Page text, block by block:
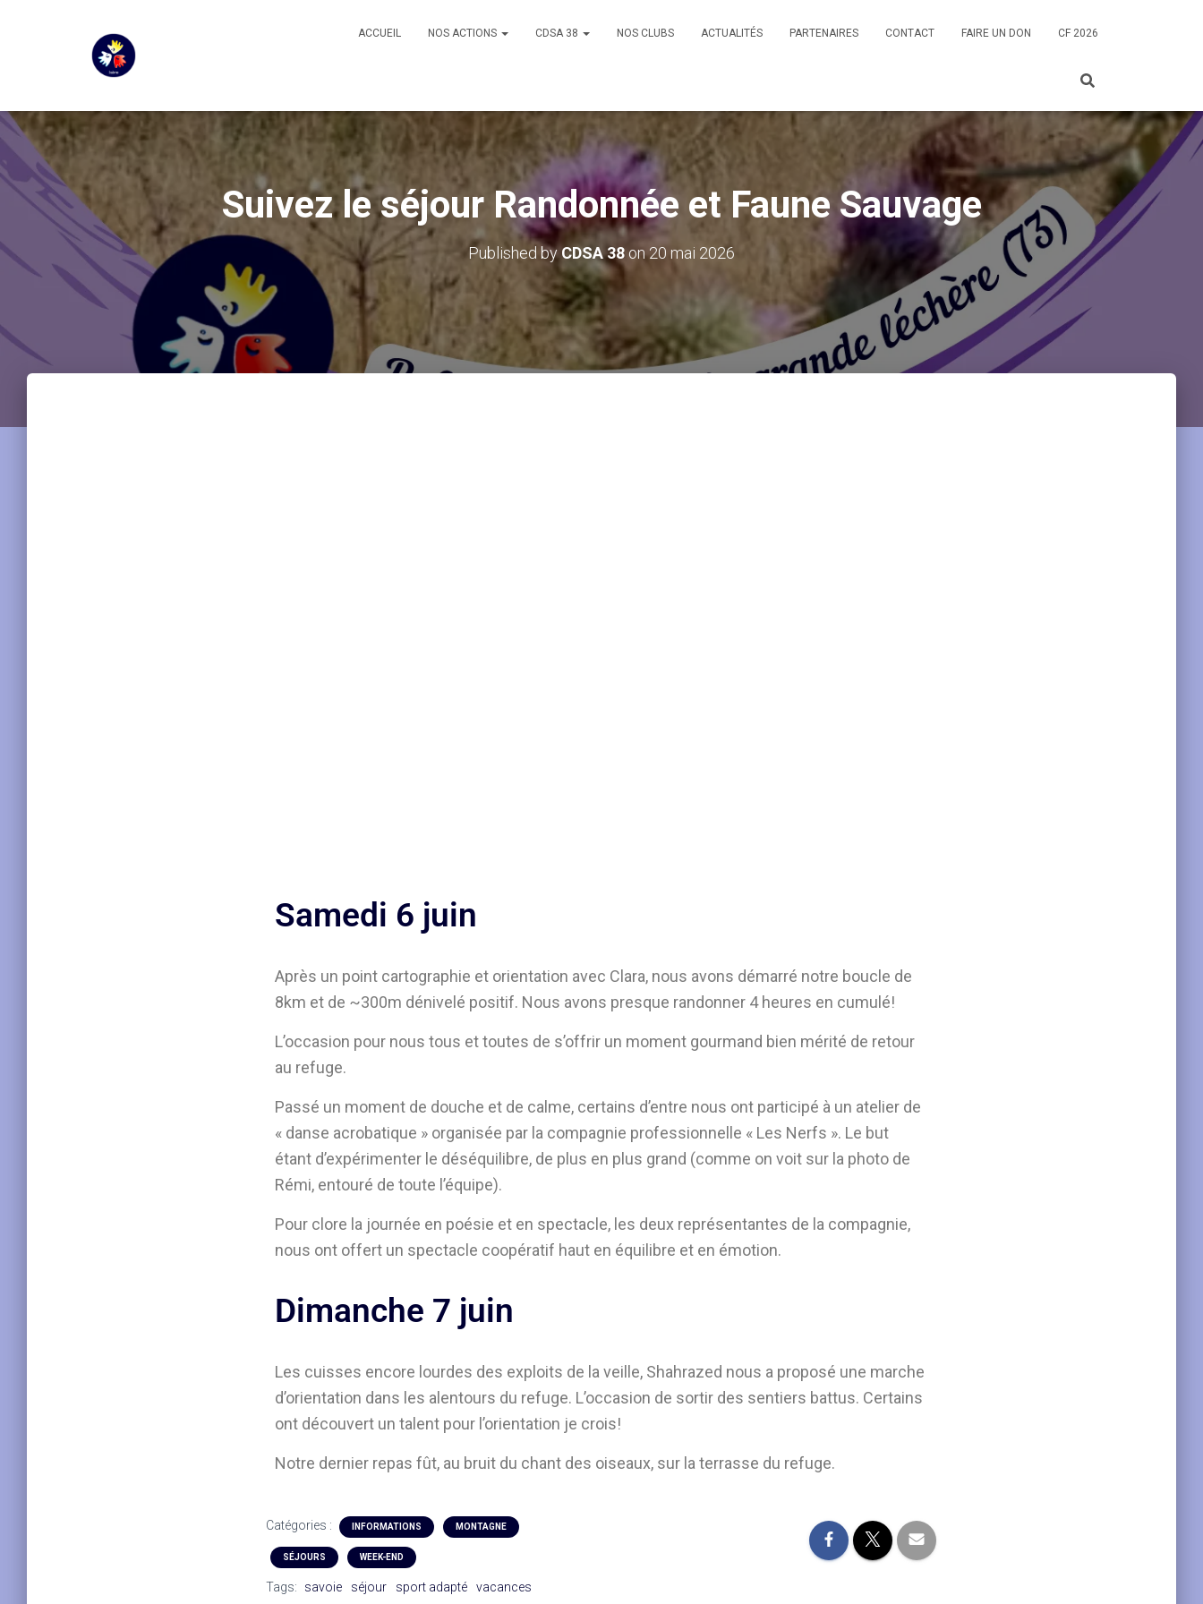
ACCUEIL NOS ACTIONS CDSA 38 NOS CLUBS ACTUALITÉS PARTENAIRES CONTACT FAIRE UN DON CF 2026
Suivez le séjour Randonnée et Faune Sauvage
Published by CDSA 38on20 mai 2026
Samedi 6 juin
Après un point cartographie et orientation avec Clara, nous avons démarré notre boucle de
8km et de ~300m dénivelé positif. Nous avons presque randonner 4 heures en cumulé!
L’occasion pour nous tous et toutes de s’offrir un moment gourmand bien mérité de retour
au refuge.
Passé un moment de douche et de calme, certains d’entre nous ont participé à un atelier de
« danse acrobatique » organisée par la compagnie professionnelle « Les Nerfs ». Le but
étant d’expérimenter le déséquilibre, de plus en plus grand (comme on voit sur la photo de
Rémi, entouré de toute l’équipe).
Pour clore la journée en poésie et en spectacle, les deux représentantes de la compagnie,
nous ont offert un spectacle coopératif haut en équilibre et en émotion.
Dimanche 7 juin
Les cuisses encore lourdes des exploits de la veille, Shahrazed nous a proposé une marche
d’orientation dans les alentours du refuge. L’occasion de sortir des sentiers battus. Certains
ont découvert un talent pour l’orientation je crois!
Notre dernier repas fût, au bruit du chant des oiseaux, sur la terrasse du refuge.
Catégories : INFORMATIONS MONTAGNE
SÉJOURS WEEK-END
Tags: savoie séjour sport adapté vacances